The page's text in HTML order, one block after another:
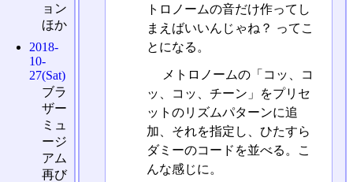
トロノームの音だけ作ってし
まえばいいんじゃね？ ってこ
とになる。
メトロノームの「コッ、コ
ッ、コッ、チーン」をプリセ
ットのリズムパターンに追
加、それを指定し、ひたすら
ダミーのコードを並べる。こ
んな感じに。
ョン
ほか
2018-
10-
27(Sat)
ブラ
ザー
ミュ
ージ
アム
再び